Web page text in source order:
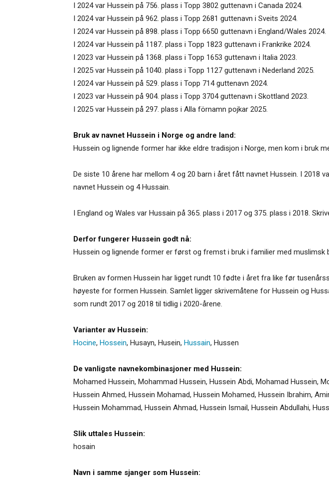
I 2024 var Hussein på 756. plass i Topp 3802 guttenavn i Canada 2024.
I 2024 var Hussein på 962. plass i Topp 2681 guttenavn i Sveits 2024.
I 2024 var Hussein på 898. plass i Topp 6650 guttenavn i England/Wales 2024.
I 2024 var Hussein på 1187. plass i Topp 1823 guttenavn i Frankrike 2024.
I 2023 var Hussein på 1368. plass i Topp 1653 guttenavn i Italia 2023.
I 2025 var Hussein på 1040. plass i Topp 1127 guttenavn i Nederland 2025.
I 2024 var Hussein på 529. plass i Topp 714 guttenavn 2024.
I 2023 var Hussein på 904. plass i Topp 3704 guttenavn i Skottland 2023.
I 2025 var Hussein på 297. plass i Alla förnamn pojkar 2025.
Bruk av navnet Hussein i Norge og andre land:
Hussein og lignende former har ikke eldre tradisjon i Norge, men kom i bruk
De siste 10 årene har mellom 4 og 20 barn i året fått navnet Hussein. I 2018
navnet Hussein og 4 Hussain.
I England og Wales var Hussain på 365. plass i 2017 og 375. plass i 2018.
Derfor fungerer Hussein godt nå:
Hussein og lignende former er først og fremst i bruk i familier med muslimsk
Bruken av formen Hussein har ligget rundt 10 fødte i året fra like før
høyeste for formen Hussein. Samlet ligger skrivemåtene for Hussein og
som rundt 2017 og 2018 til tidlig i 2020-årene.
Varianter av Hussein:
Hocine, Hossein, Husayn, Husein, Hussain, Hussen
De vanligste navnekombinasjoner med Hussein:
Mohamed Hussein, Mohammad Hussein, Hussein Abdi, Mohamad Hussein,
Hussein Ahmed, Hussein Mohamad, Hussein Mohamed, Hussein Ibrahim,
Hussein Mohammad, Hussein Ahmad, Hussein Ismail, Hussein Abdullahi,
Slik uttales Hussein:
hosain
Navn i samme sjanger som Hussein: